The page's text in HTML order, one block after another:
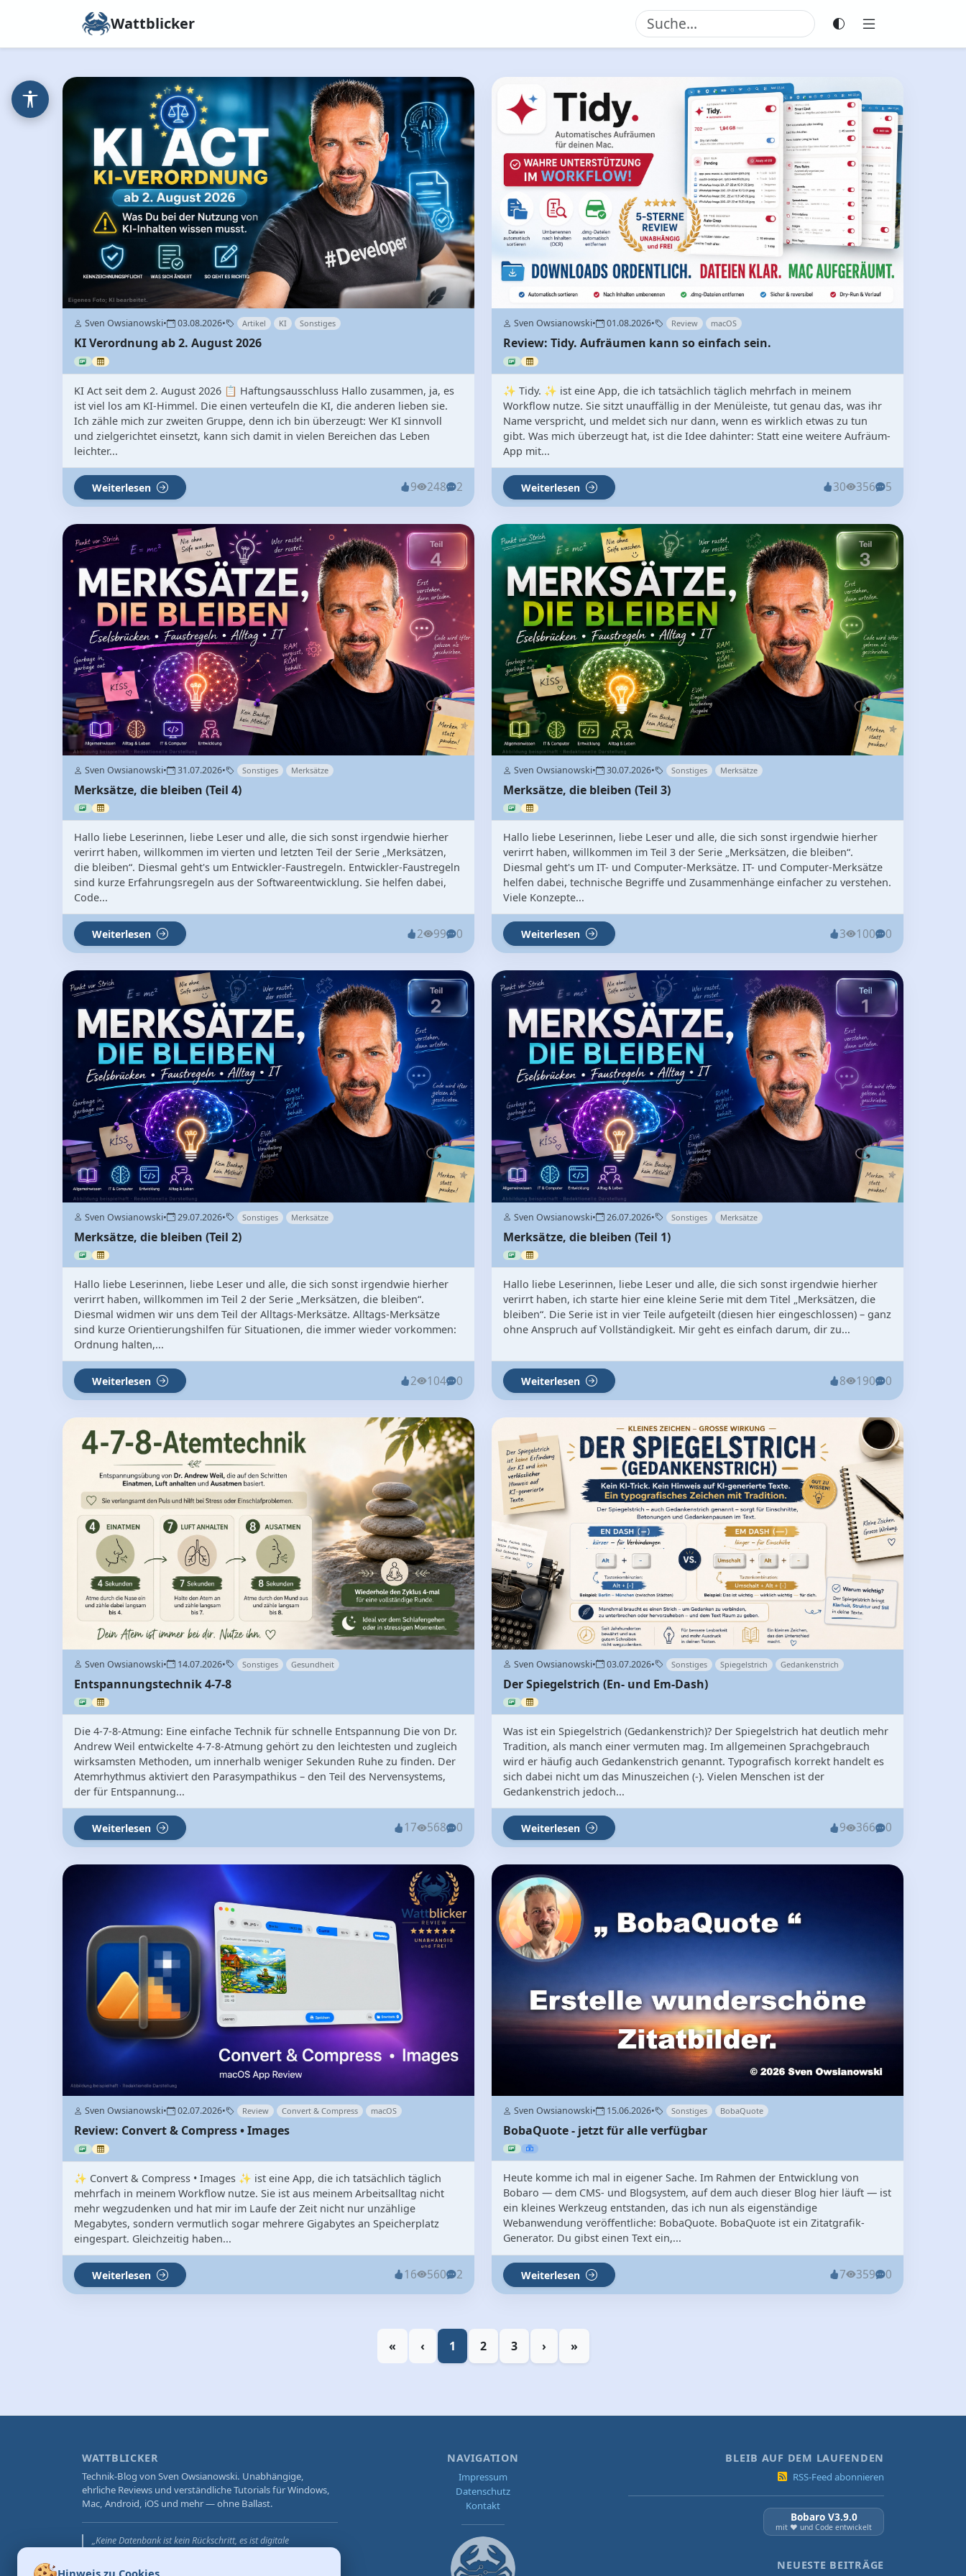
Wattblicker
Sven Owsianowski• 03.08.2026• Artikel KI Sonstiges
KI Verordnung ab 2. August 2026
KI Act seit dem 2. August 2026 📋 Haftungsausschluss Hallo zusammen, ja, es
ist viel los am KI-Himmel. Die einen verteufeln die KI, die anderen lieben sie.
Ich zähle mich zur zweiten Gruppe, denn ich bin überzeugt: Wer KI sinnvoll
und zielgerichtet einsetzt, kann sich damit in vielen Bereichen das Leben
leichter...
Weiterlesen 9 248 2
Sven Owsianowski• 01.08.2026• Review macOS
Review: Tidy. Aufräumen kann so einfach sein.
✨ Tidy. ✨ ist eine App, die ich tatsächlich täglich mehrfach in meinem
Workflow nutze. Sie sitzt unauffällig in der Menüleiste, tut genau das, was ihr
Name verspricht, und meldet sich nur dann, wenn es wirklich etwas zu tun
gibt. Was mich überzeugt hat, ist die Idee dahinter: Statt eine weitere Aufräum-
App mit...
Weiterlesen 30 356 5
Sven Owsianowski• 31.07.2026• Sonstiges Merksätze
Merksätze, die bleiben (Teil 4)
Hallo liebe Leserinnen, liebe Leser und alle, die sich sonst irgendwie hierher
verirrt haben, willkommen im vierten und letzten Teil der Serie „Merksätzen,
die bleiben“. Diesmal geht's um Entwickler-Faustregeln. Entwickler-Faustregeln
sind kurze Erfahrungsregeln aus der Softwareentwicklung. Sie helfen dabei,
Code...
Weiterlesen 2 99 0
Sven Owsianowski• 30.07.2026• Sonstiges Merksätze
Merksätze, die bleiben (Teil 3)
Hallo liebe Leserinnen, liebe Leser und alle, die sich sonst irgendwie hierher
verirrt haben, willkommen im Teil 3 der Serie „Merksätzen, die bleiben“.
Diesmal geht's um IT- und Computer-Merksätze. IT- und Computer-Merksätze
helfen dabei, technische Begriffe und Zusammenhänge einfacher zu verstehen.
Viele Konzepte...
Weiterlesen 3 100 0
Sven Owsianowski• 29.07.2026• Sonstiges Merksätze
Merksätze, die bleiben (Teil 2)
Hallo liebe Leserinnen, liebe Leser und alle, die sich sonst irgendwie hierher
verirrt haben, willkommen im Teil 2 der Serie „Merksätzen, die bleiben“.
Diesmal widmen wir uns dem Teil der Alltags-Merksätze. Alltags-Merksätze
sind kurze Orientierungshilfen für Situationen, die immer wieder vorkommen:
Ordnung halten,...
Weiterlesen 2 104 0
Sven Owsianowski• 26.07.2026• Sonstiges Merksätze
Merksätze, die bleiben (Teil 1)
Hallo liebe Leserinnen, liebe Leser und alle, die sich sonst irgendwie hierher
verirrt haben, ich starte hier eine kleine Serie mit dem Titel „Merksätzen, die
bleiben“. Die Serie ist in vier Teile aufgeteilt (diesen hier eingeschlossen) – ganz
ohne Anspruch auf Vollständigkeit. Mir geht es einfach darum, dir zu...
Weiterlesen 8 190 0
Sven Owsianowski• 14.07.2026• Sonstiges Gesundheit
Entspannungstechnik 4-7-8
Die 4‑7‑8‑Atmung: Eine einfache Technik für schnelle Entspannung Die von Dr.
Andrew Weil entwickelte 4‑7‑8‑Atmung gehört zu den leichtesten und zugleich
wirksamsten Methoden, um innerhalb weniger Sekunden Ruhe zu finden. Der
Atemrhythmus aktiviert den Parasympathikus – den Teil des Nervensystems,
der für Entspannung...
Weiterlesen 17 568 0
Sven Owsianowski• 03.07.2026• Sonstiges Spiegelstrich Gedankenstrich
Der Spiegelstrich (En- und Em-Dash)
Was ist ein Spiegelstrich (Gedankenstrich)? Der Spiegelstrich hat deutlich mehr
Tradition, als manch einer vermuten mag. Im allgemeinen Sprachgebrauch
wird er häufig auch Gedankenstrich genannt. Typografisch korrekt handelt es
sich dabei nicht um das Minuszeichen (-). Vielen Menschen ist der
Gedankenstrich jedoch...
Weiterlesen 9 366 0
Sven Owsianowski• 02.07.2026• Review Convert & Compress macOS
Review: Convert & Compress • Images
✨ Convert & Compress • Images ✨ ist eine App, die ich tatsächlich täglich
mehrfach in meinem Workflow nutze. Sie ist aus meinem Arbeitsalltag nicht
mehr wegzudenken und hat mir im Laufe der Zeit nicht nur unzählige
Megabytes, sondern vermutlich sogar mehrere Gigabytes an Speicherplatz
eingespart. Gleichzeitig haben...
Weiterlesen 16 560 2
Sven Owsianowski• 15.06.2026• Sonstiges BobaQuote
BobaQuote - jetzt für alle verfügbar
Heute komme ich mal in eigener Sache. Im Rahmen der Entwicklung von
Bobaro — dem CMS- und Blogsystem, auf dem auch dieser Blog hier läuft — ist
ein kleines Werkzeug entstanden, das ich nun als eigenständige
Webanwendung veröffentliche: BobaQuote. BobaQuote ist ein Zitatgrafik-
Generator. Du gibst einen Text ein,...
Weiterlesen 7 359 0
« ‹ 1 2 3 › »
WATTBLICKER
Technik-Blog von Sven Owsianowski. Unabhängige,
ehrliche Reviews und verständliche Tutorials für Windows,
Mac, Android, iOS und mehr — ohne Ballast.
„Keine Datenbank ist kein Rückschritt, es ist digitale
NAVIGATION
Impressum
Datenschutz
Kontakt
BLEIB AUF DEM LAUFENDEN
RSS-Feed abonnieren
Bobaro V3.9.0
mit ❤️ und Code entwickelt
NEUESTE BEITRÄGE